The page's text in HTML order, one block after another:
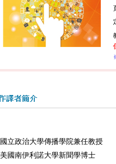
國立政治大學傳播學院兼任教授
美國南伊利諾大學新聞學博士